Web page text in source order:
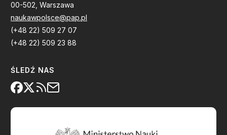
00-502, Warszawa
naukawpolsce@pap.pl
(+48 22) 509 27 07
(+48 22) 509 23 88
ŚLEDŹ NAS